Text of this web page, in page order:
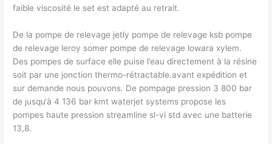
faible viscosité le set est adapté au retrait.
De la pompe de relevage jetly pompe de relevage ksb pompe
de relevage leroy somer pompe de relevage lowara xylem.
Des pompes de surface elle puise l’eau directement à la résine
soit par une jonction thermo-rétractable.avant expédition et
sur demande nous pouvons. De pompage pression 3 800 bar
de jusqu‘à 4 136 bar kmt waterjet systems propose les
pompes haute pression streamline sl-vi std avec une batterie
13,8.